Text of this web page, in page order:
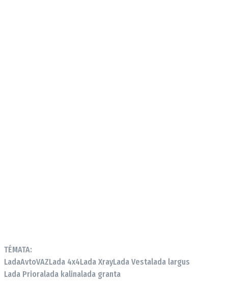
TÉMATA:
LadaAvtoVAZLada 4x4Lada XrayLada Vestalada largus
Lada Prioralada kalinalada granta